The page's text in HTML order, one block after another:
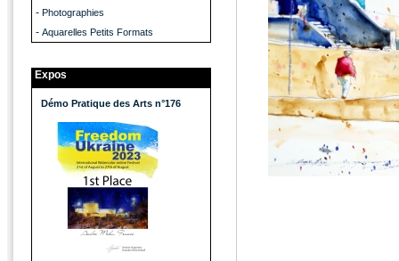
- Photographies
- Aquarelles Petits Formats
Expos
Démo Pratique des Arts n°176